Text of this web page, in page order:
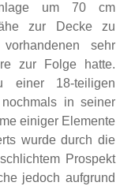
um 70 cm
zur Decke zu
sehr
zur Folge hatte.
einer 18-teiligen
in seiner
einiger Elemente
wurde durch die
Prospekt
jedoch aufgrund